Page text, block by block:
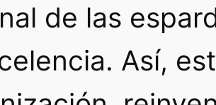
de las
Así,